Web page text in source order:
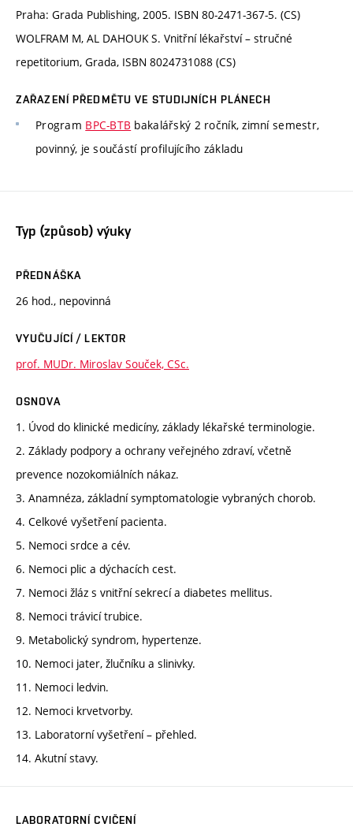
Praha: Grada Publishing, 2005. ISBN 80-2471-367-5. (CS)
WOLFRAM M, AL DAHOUK S. Vnitřní lékařství – stručné
repetitorium, Grada, ISBN 8024731088 (CS)
ZAŘAZENÍ PŘEDMĚTU VE STUDIJNÍCH PLÁNECH
Program BPC-BTB bakalářský 2 ročník, zimní semestr,
povinný, je součástí profilujícího základu
Typ (způsob) výuky
PŘEDNÁŠKA
26 hod., nepovinná
VYUČUJÍCÍ / LEKTOR
prof. MUDr. Miroslav Souček, CSc.
OSNOVA
1. Úvod do klinické medicíny, základy lékařské terminologie.
2. Základy podpory a ochrany veřejného zdraví, včetně
prevence nozokomiálních nákaz.
3. Anamnéza, základní symptomatologie vybraných chorob.
4. Celkové vyšetření pacienta.
5. Nemoci srdce a cév.
6. Nemoci plic a dýchacích cest.
7. Nemoci žláz s vnitřní sekrecí a diabetes mellitus.
8. Nemoci trávicí trubice.
9. Metabolický syndrom, hypertenze.
10. Nemoci jater, žlučníku a slinivky.
11. Nemoci ledvin.
12. Nemoci krvetvorby.
13. Laboratorní vyšetření – přehled.
14. Akutní stavy.
LABORATORNÍ CVIČENÍ